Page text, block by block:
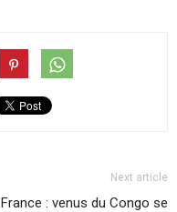
Next article
France : venus du Congo se